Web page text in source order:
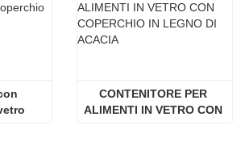
CONTENITORE PER
ALIMENTI IN VETRO CON